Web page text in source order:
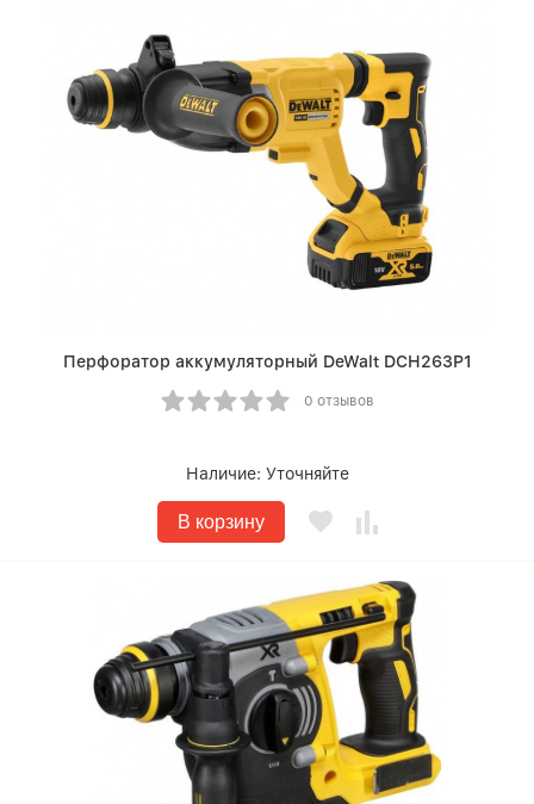
Перфоратор аккумуляторный DeWalt DCH263P1
0 отзывов
Наличие: Уточняйте
В корзину